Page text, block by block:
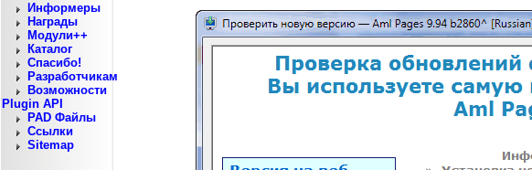
Информеры
Награды
Модули++
Каталог
Спасибо!
Разработчикам
Возможности
Plugin API
PAD Файлы
Ссылки
Sitemap